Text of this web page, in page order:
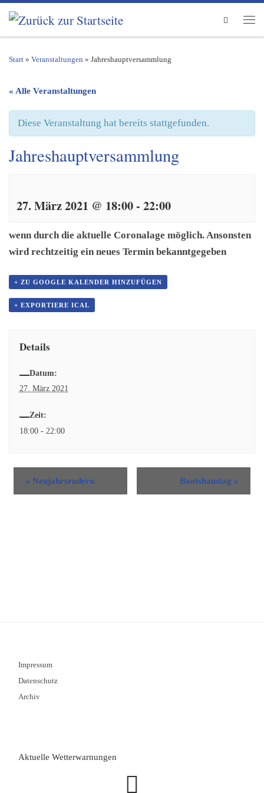
Zum Inhalt springen
Search
Start » Veranstaltungen » Jahreshauptversammlung
« Alle Veranstaltungen
Diese Veranstaltung hat bereits stattgefunden.
Jahreshauptversammlung
27. März 2021 @ 18:00 - 22:00
wenn durch die aktuelle Coronalage möglich. Ansonsten
wird rechtzeitig ein neues Termin bekanntgegeben
+ ZU GOOGLE KALENDER HINZUFÜGEN
+ EXPORTIERE ICAL
Details
Datum:
27. März 2021
Zeit:
18:00 - 22:00
« Neujahrsrudern Bootshaustag »
Impressum
Datenschutz
Archiv
Aktuelle Wetterwarnungen